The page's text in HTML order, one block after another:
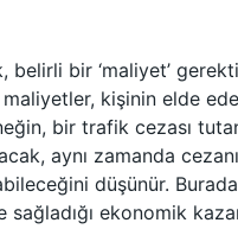
bir ‘maliyet’
kişinin elde
bir trafik cezası
aynı zamanda
düşünür.
ekonomik